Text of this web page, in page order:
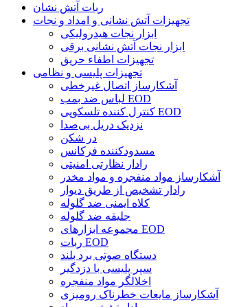
ربات آتش نشان
تجهیزات آتش نشانی و امداد و نجات
ابزار نجات هیدرولیکی
ابزار نجات آتش نشانی برقی
تجهیزات اطفاء حریق
تجهیزات پلیسی و نظامی
آشکارساز اتصال غیرخطی
لباس ضد بمب EOD
کنترل کننده تلسکوپی EOD
نزدیک دریل بی‌صدا
در شکن
مسدودکننده فرکانس
رادار نظارتی امنیتی
آشکارساز مواد منفجره و مواد مخدر
رادار تشخیص از طریق دیوار
کلاه ایمنی ضد گلوله
جلیقه ضد گلوله
مجموعه ابزارهای EOD
ربات EOD
دستگاه صوتی برد بلند
سپر پلیسی با دزدگیر
اخلالگر مواد منفجره
آشکارساز مایعات خطرناک رومیزی